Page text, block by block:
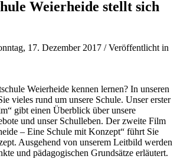
Weierheide stellt sich
17. Dezember 2017 /Veröffentlicht in
Weierheide kennen lernen? In unseren
vieles rund um unsere Schule. Unser erster
gibt einen Überblick über unsere
und unser Schulleben. Der zweite Film
– Eine Schule mit Konzept“ führt Sie
Ausgehend von unserem Leitbild werden
und pädagogischen Grundsätze erläutert.